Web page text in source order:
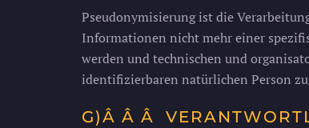
Pseudonymisierung ist die
Informationen nicht mehr einer
werden und technischen und
identifizierbaren natürlichen Person
G)Â Â Â